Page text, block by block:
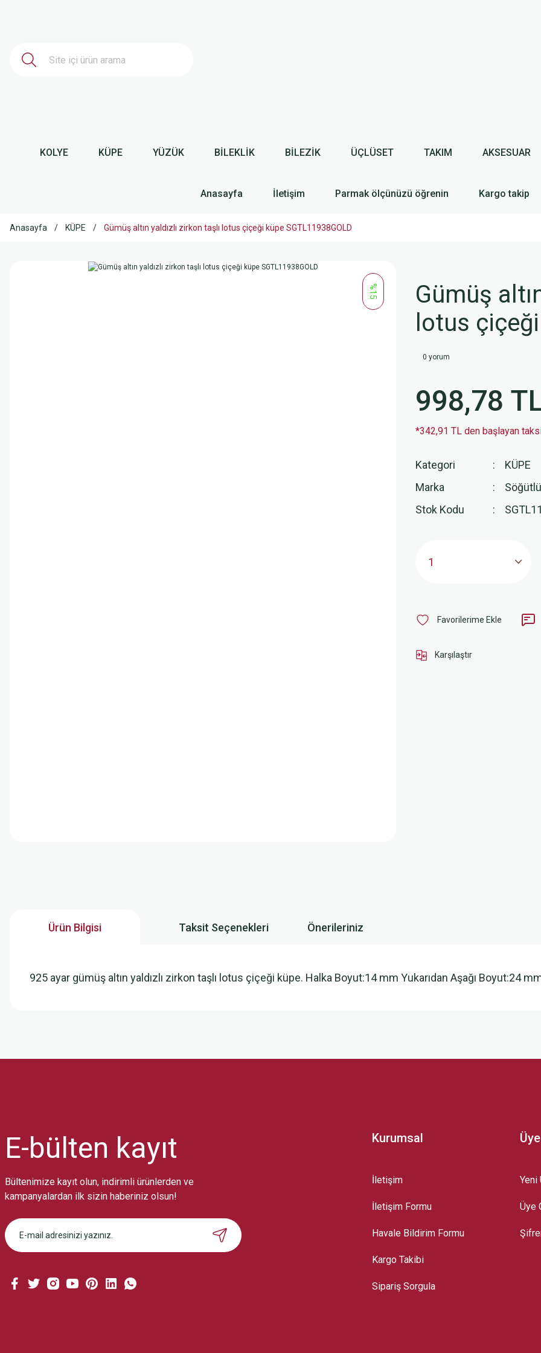
KOLYE KÜPE YÜZÜK BİLEKLİK BİLEZİK ÜÇLÜSET TAKIM AKSESUAR
Anasayfa İletişim Parmak ölçünüzü öğrenin Kargo takip
Anasayfa KÜPE Gümüş altın yaldızlı zirkon taşlı lotus çiçeği küpe SGTL11938GOLD
%15
Gümüş
lotus
0 yorum
998,78
*342,91 TL den başlayan
Kategori
KÜPE
Marka
Stok Kodu
Karşılaştır
Ürün Bilgisi Taksit Seçenekleri Önerileriniz
925 ayar gümüş altın yaldızlı zirkon taşlı lotus çiçeği küpe. Halka Boyut:14 mm Yukarıdan Aşağı Boyut:24
Bu ürüne benzer farklı alternatifler olmalı.
Gönder
E-bülten kayıt
Bültenimize kayıt olun, indirimli ürünlerden ve
kampanyalardan ilk sizin haberiniz olsun!
Kurumsal
İletişim
İletişim Formu
Havale Bildirim Formu
Kargo Takibi
Sipariş Sorgula
Yeni
Üye